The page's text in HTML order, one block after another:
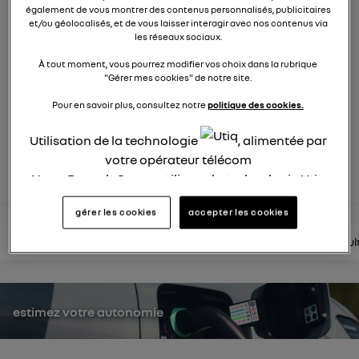
électriques RENAULT
2120membres
nouvelle ère 100% électrique
posez une question
rejoignez
estimez votre autonomie
également de vous montrer des contenus personnalisés, publicitaires
et/ou géolocalisés, et de vous laisser interagir avec nos contenus via
les réseaux sociaux.
À tout moment, vous pourrez modifier vos choix dans la rubrique
"Gérer mes cookies" de notre site.
Pour en savoir plus, consultez notrepolitique des cookies.
Utilisation de la technologie
, alimentée par
votre opérateur télécom
Nous, Renault Group, utilisons la technologie Utiq
pour nos activités digitales (telles que décrites
dans cette notice de consentement) et liées à
utilisez une connexion internet fournie parun
consentez sur chaque site).
La technologie Utiq a été conçue pour la
protection de vos données personnelles en vous
gérer les cookies accepter les cookies